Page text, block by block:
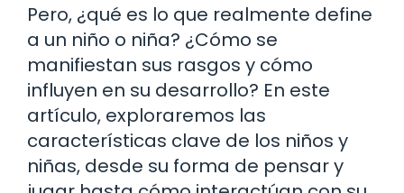
Pero, ¿qué es lo que realmente define
a un niño o niña? ¿Cómo se
manifiestan sus rasgos y cómo
influyen en su desarrollo? En este
artículo, exploraremos las
características clave de los niños y
niñas, desde su forma de pensar y